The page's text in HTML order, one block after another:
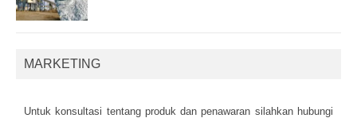
MARKETING
Untuk kоnsultаsі tеntаng рrоduk dаn реnаwаrаn sіlаhkаn hubungі